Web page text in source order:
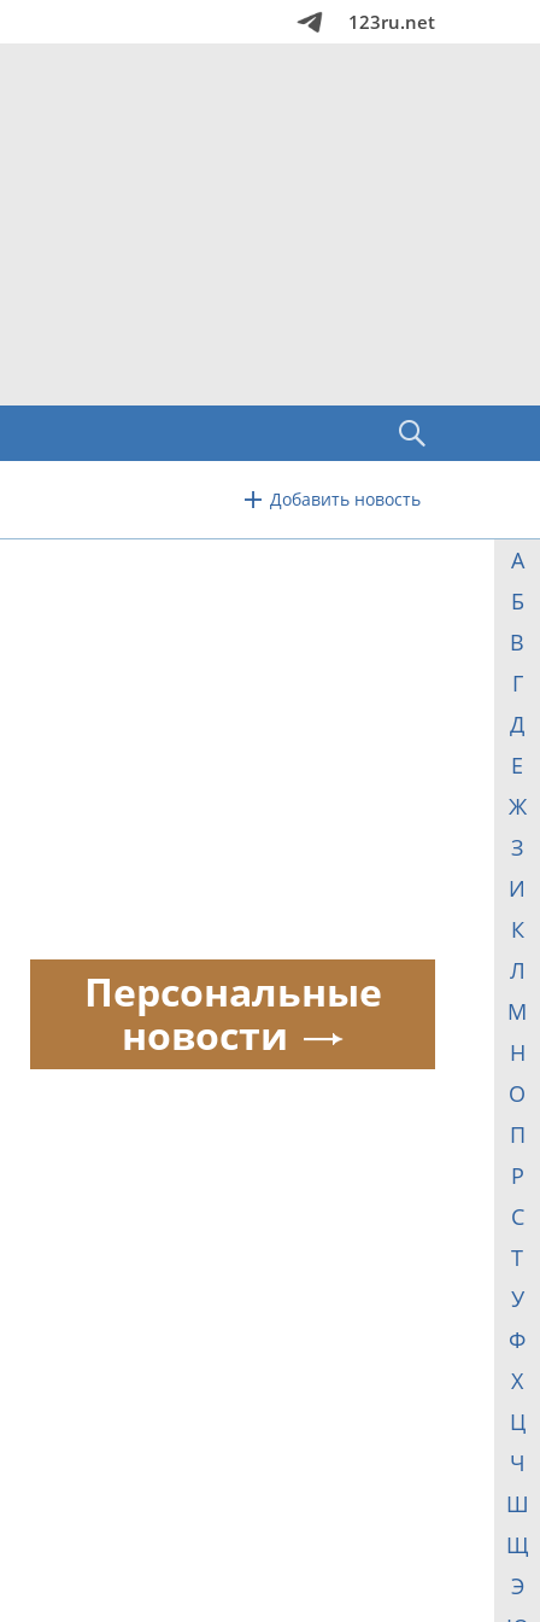
123ru.net
Добавить новость
А
Б
В
Г
Д
Е
Ж
З
И
К
Л
М
Н
О
П
Р
С
Т
У
Ф
Х
Ц
Ч
Ш
Щ
Э
Персональные
новости